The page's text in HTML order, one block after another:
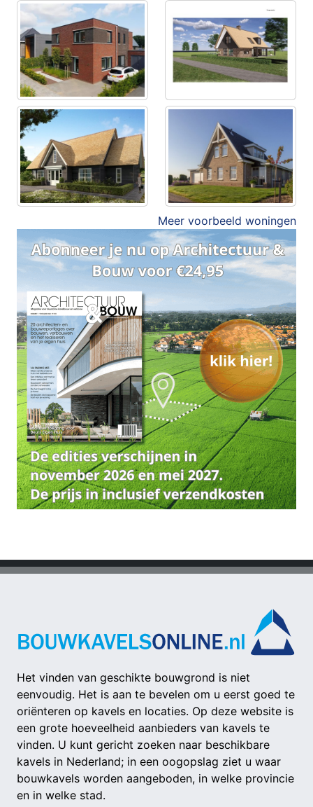
Meer voorbeeld woningen
Het vinden van geschikte bouwgrond is niet
eenvoudig. Het is aan te bevelen om u eerst goed te
oriënteren op kavels en locaties. Op deze website is
een grote hoeveelheid aanbieders van kavels te
vinden. U kunt gericht zoeken naar beschikbare
kavels in Nederland; in een oogopslag ziet u waar
bouwkavels worden aangeboden, in welke provincie
en in welke stad.